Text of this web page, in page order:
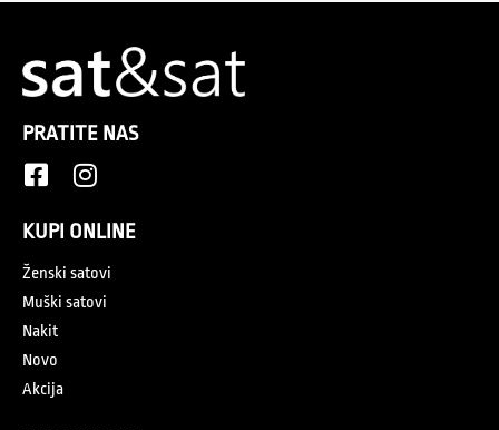
PRATITE NAS
KUPI ONLINE
Ženski satovi
Muški satovi
Nakit
Novo
Akcija